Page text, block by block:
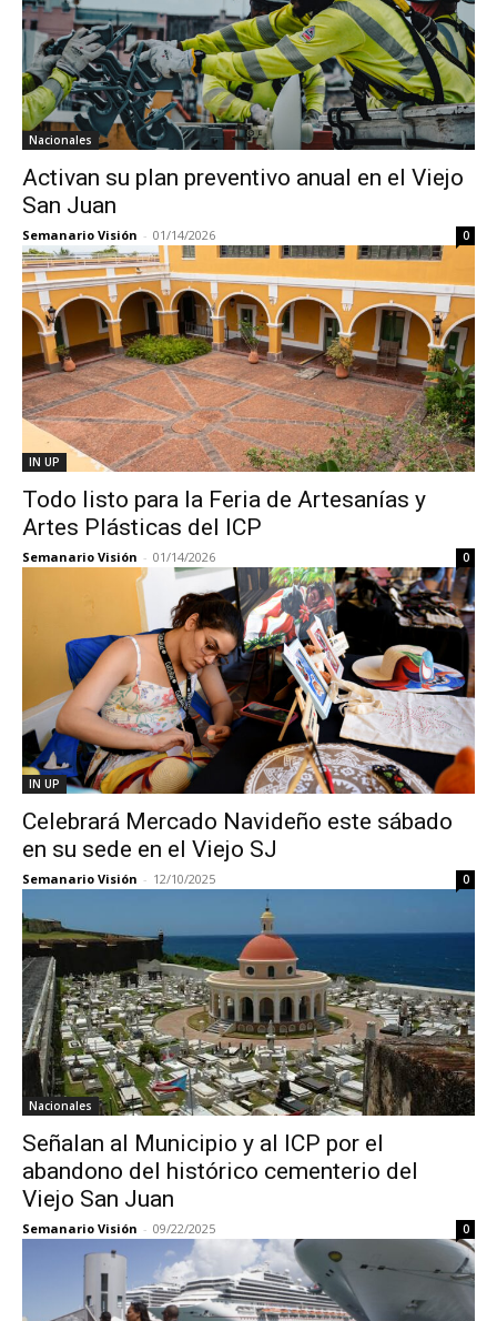
Nacionales
Activan su plan preventivo anual en el Viejo
San Juan
Semanario Visión - 01/14/2026 0
IN UP
Todo listo para la Feria de Artesanías y
Artes Plásticas del ICP
Semanario Visión - 01/14/2026 0
IN UP
Celebrará Mercado Navideño este sábado
en su sede en el Viejo SJ
Semanario Visión - 12/10/2025 0
Nacionales
Señalan al Municipio y al ICP por el
abandono del histórico cementerio del
Viejo San Juan
Semanario Visión - 09/22/2025 0